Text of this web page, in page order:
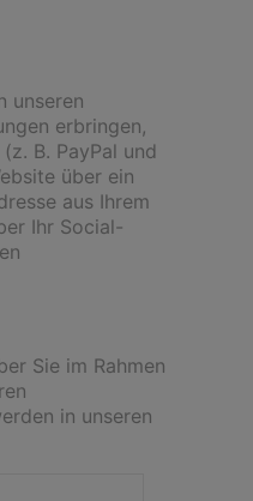
unseren
erbringen,
B. PayPal und
über ein
aus Ihrem
Ihr Social-
Sie im Rahmen
in unseren